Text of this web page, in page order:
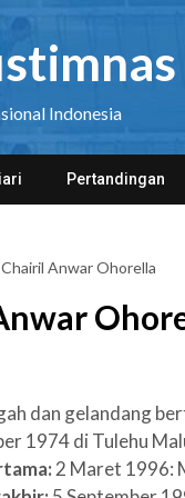
Indonesia
Pertandingan
Chairil Anwar Ohorella
dan gelandang
1974 di Tulehu
2 Maret 1996: